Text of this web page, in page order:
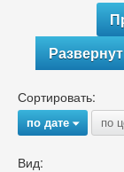
Сортировать:
по дате{ по
Вид: